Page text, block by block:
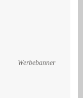
Werbebanner